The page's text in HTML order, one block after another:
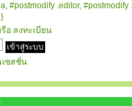
#postmodify .editor,
อ ลงทะเบียน
เซสชั่น